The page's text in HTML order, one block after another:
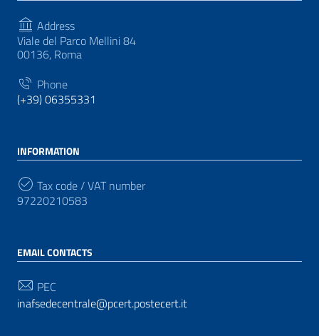
Address
Viale del Parco Mellini 84
00136, Roma
Phone
(+39) 06355331
INFORMATION
Tax code / VAT number
97220210583
EMAIL CONTACTS
PEC
inafsedecentrale@pcert.postecert.it